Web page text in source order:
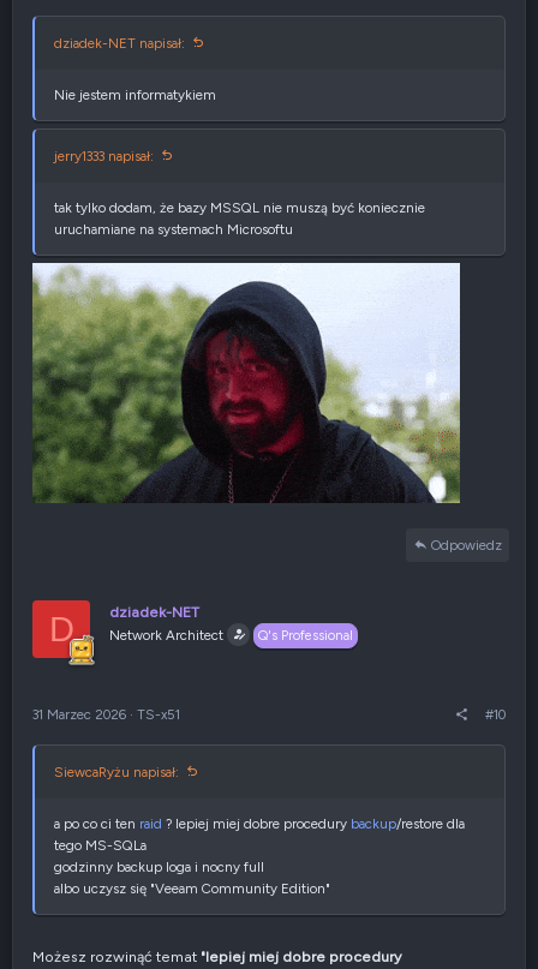
dziadek-NET napisał:
Nie jestem informatykiem
jerry1333 napisał:
tak tylko dodam, że bazy MSSQL nie muszą być koniecznie
uruchamiane na systemach Microsoftu
Odpowiedz
D dziadek-NET
Network Architect Q's Professional
31 Marzec 2026 · TS-x51 #10
SiewcaRyżu napisał:
a po co ci ten raid ? lepiej miej dobre procedury backup/restore dla
tego MS-SQLa
godzinny backup loga i nocny full
albo uczysz się "Veeam Community Edition"
Możesz rozwinąć temat "lepiej miej dobre procedury